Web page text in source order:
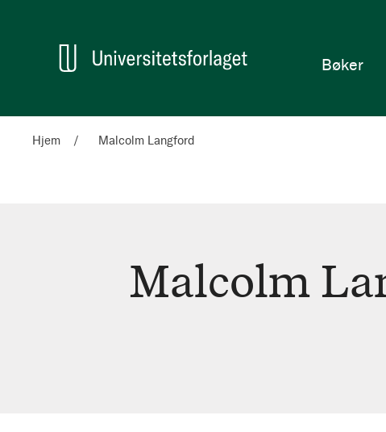
Hjem
Bøker
Hjem Malcolm Langford
Malcolm
Malcolm